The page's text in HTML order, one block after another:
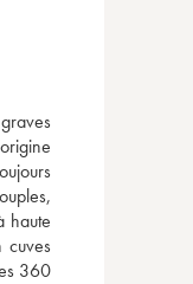
haute
cuves
360